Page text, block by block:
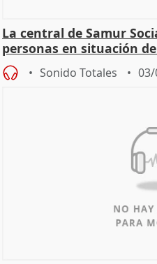
La central de Samur
personas en situación
de Calor
Sonido Totales